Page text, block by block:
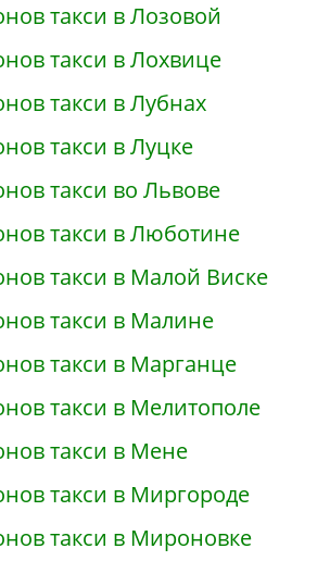
такси в Лозовой
такси в Лохвице
такси в Лубнах
такси в Луцке
такси во Львове
такси в Люботине
такси в Малой Виске
такси в Малине
такси в Марганце
такси в Мелитополе
такси в Мене
такси в Миргороде
такси в Мироновке